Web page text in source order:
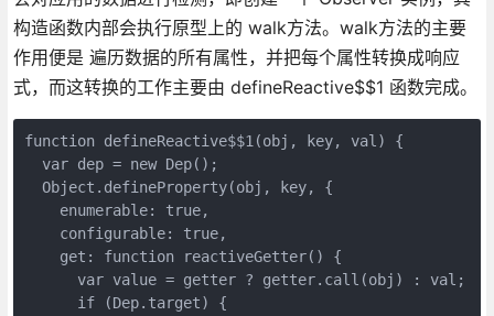
构造函数内部会执行原型上的 walk方法。walk方法的主要
作用便是 遍历数据的所有属性，并把每个属性转换成响应
式，而这转换的工作主要由 defineReactive$$1 函数完成。
function defineReactive$$1(obj, key, val) {
  var dep = new Dep();
  Object.defineProperty(obj, key, {
    enumerable: true,
    configurable: true,
    get: function reactiveGetter() {
      var value = getter ? getter.call(obj) : val;
      if (Dep.target) {